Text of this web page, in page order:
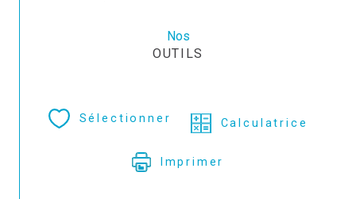
Nos
OUTILS
Sélectionner Calculatrice
Imprimer